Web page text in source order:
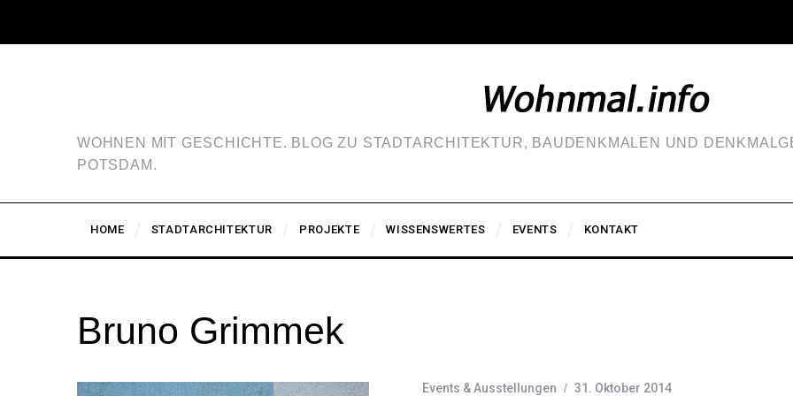
WOHNEN MIT GESCHICHTE. BLOG ZU STADTARCHITEKTUR, BAUDENKMALEN UND
POTSDAM.
HOME STADTARCHITEKTUR PROJEKTE WISSENSWERTES EVENTS KONTAKT
Bruno Grimmek
Events & Ausstellungen 31. Oktober 2014